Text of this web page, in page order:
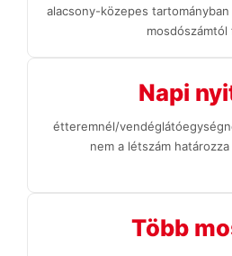
alacsony-közepes
mosdószámtól
Napi
étteremnél/
nem a létszám
Több